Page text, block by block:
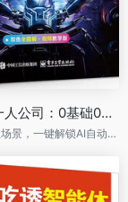
《Skill AI一人公司：0基础0成本用智能体+飞书搭建AI全自动团队》
22个Skill高效场景，一键解锁AI自动化团队